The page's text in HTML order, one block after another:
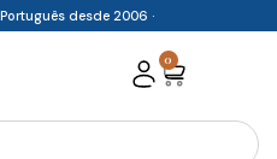
desde 2006 ·
0
Cart